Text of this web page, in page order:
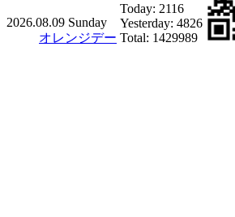
2026.08.09 Sunday
オレンジデー
Today: 2116
Yesterday: 4826
Total: 1429989